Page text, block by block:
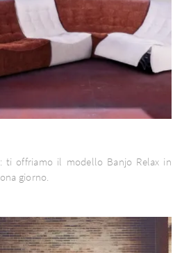
ti offriamo il modello Banjo Relax in
giorno.